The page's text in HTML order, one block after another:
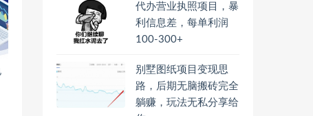
代办营业执照项目，暴
利信息差，每单利润
100-300+
别墅图纸项目变现思
路，后期无脑搬砖完全
躺赚，玩法无私分享给